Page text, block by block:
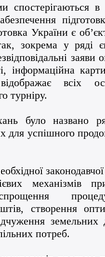
спостерігаються
України є
зокрема у ряді
заяви
інформаційна
всіх
турніру.
було названо
для успішного
механізмів
створення
земельних
потреб.